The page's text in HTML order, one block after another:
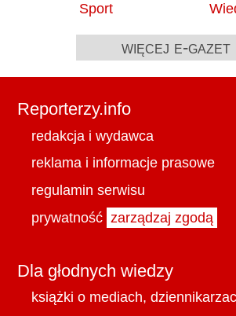
Sport
więcej e-gazet
Reporterzy.info
redakcja i wydawca
reklama i informacje prasowe
regulamin serwisu
prywatność zarządzaj zgodą
Dla głodnych wiedzy
książki o mediach,